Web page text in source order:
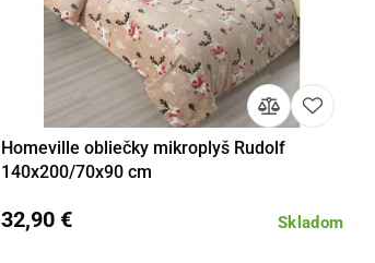
Detail Do košíka
Homeville obliečky mikroplyš Rudolf
140x200/70x90 cm
Skladom
32,90 €